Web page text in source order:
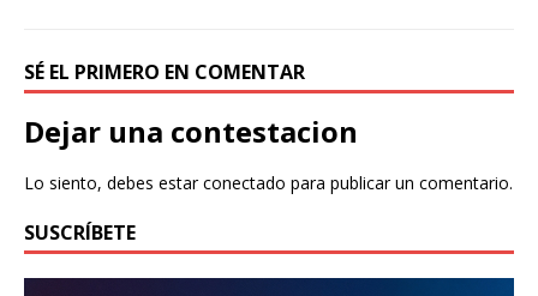
SÉ EL PRIMERO EN COMENTAR
Dejar una contestacion
Lo siento, debes estarconectado para publicar un comentario.
SUSCRÍBETE